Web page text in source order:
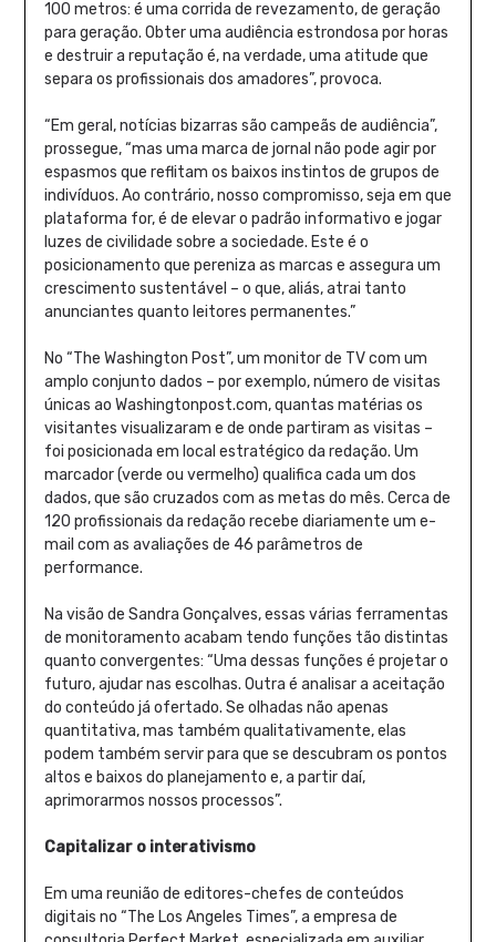
100 metros: é uma corrida de revezamento, de geração
para geração. Obter uma audiência estrondosa por horas
e destruir a reputação é, na verdade, uma atitude que
separa os profissionais dos amadores”, provoca.
“Em geral, notícias bizarras são campeãs de audiência”,
prossegue, “mas uma marca de jornal não pode agir por
espasmos que reflitam os baixos instintos de grupos de
indivíduos. Ao contrário, nosso compromisso, seja em que
plataforma for, é de elevar o padrão informativo e jogar
luzes de civilidade sobre a sociedade. Este é o
posicionamento que pereniza as marcas e assegura um
crescimento sustentável – o que, aliás, atrai tanto
anunciantes quanto leitores permanentes.”
No “The Washington Post”, um monitor de TV com um
amplo conjunto dados – por exemplo, número de visitas
únicas ao Washingtonpost.com, quantas matérias os
visitantes visualizaram e de onde partiram as visitas –
foi posicionada em local estratégico da redação. Um
marcador (verde ou vermelho) qualifica cada um dos
dados, que são cruzados com as metas do mês. Cerca de
120 profissionais da redação recebe diariamente um e-
mail com as avaliações de 46 parâmetros de
performance.
Na visão de Sandra Gonçalves, essas várias ferramentas
de monitoramento acabam tendo funções tão distintas
quanto convergentes: “Uma dessas funções é projetar o
futuro, ajudar nas escolhas. Outra é analisar a aceitação
do conteúdo já ofertado. Se olhadas não apenas
quantitativa, mas também qualitativamente, elas
podem também servir para que se descubram os pontos
altos e baixos do planejamento e, a partir daí,
aprimorarmos nossos processos”.
Capitalizar o interativismo
Em uma reunião de editores-chefes de conteúdos
digitais no “The Los Angeles Times”, a empresa de